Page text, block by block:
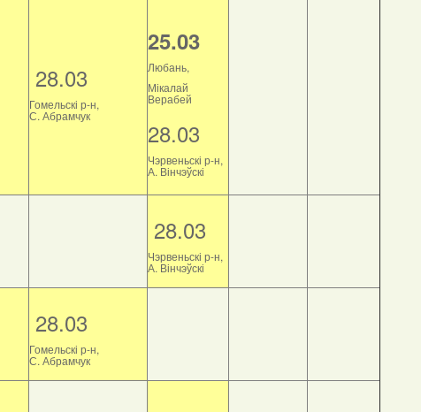
28.03
Гомельскі р-н,
С. Абрамчук
25.03
Любань,
Мікалай
Верабей
28.03
Чэрвеньскі р-н,
А. Вінчэўскі
28.03
Чэрвеньскі р-н,
А. Вінчэўскі
28.03
Гомельскі р-н,
С. Абрамчук